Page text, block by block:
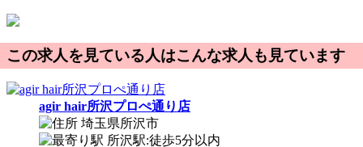
この求人を見ている人はこんな求人も見ています
agir hair所沢プロぺ通り店
埼玉県所沢市
所沢駅:徒歩5分以内